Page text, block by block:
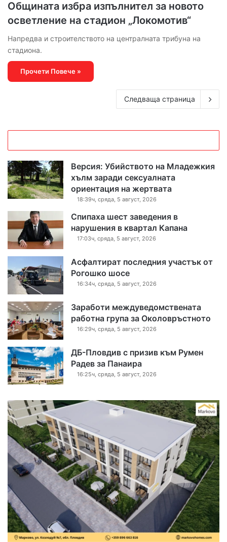
Общината избра изпълнител за новото
осветление на стадион „Локомотив“
Напредва и строителството на централната трибуна на
стадиона.
Прочети Повече »
Следваща страница
Версия: Убийството на Младежкия
хълм заради сексуалната
ориентация на жертвата
18:39ч, сряда, 5 август, 2026
Спипаха шест заведения в
нарушения в квартал Капана
17:03ч, сряда, 5 август, 2026
Асфалтират последния участък от
Рогошко шосе
16:34ч, сряда, 5 август, 2026
Заработи междуведомствената
работна група за Околовръстното
16:29ч, сряда, 5 август, 2026
ДБ-Пловдив с призив към Румен
Радев за Панаира
16:25ч, сряда, 5 август, 2026